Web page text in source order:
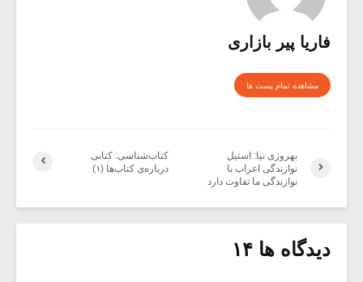
فاریا پیر بازاری
مشاهده تمام پست ها
کتاب‌شناسی: کتابی
درباره‌ی کتاب‌ها (۱)
بهروزی نیا: استیل
نوازندگی اعراب با
نوازندگی ما تفاوت دارد
دیدگاه ها ۱۴